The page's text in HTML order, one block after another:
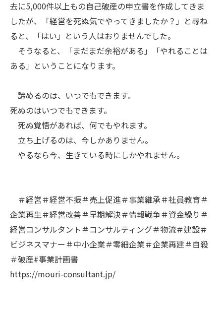
去に5,000件以上もの自己破産の申立書を作成してきま
したが、「経営を死ぬ気でやってきましたか？」と尋ね
ると、「はい」という人はおりませんでした。
そうなると、「まだまだ余裕がある」「やれることは
ある」ということになります。
諦めるのは、いつでもできます。
死ぬのはいつでもできます。
死ぬ覚悟があれば、何でもやれます。
立ち上げるのは、今しかありません。
やるなら今、生きている時にしかやれません。
＃経営＃経営不振＃売上促進＃事業継承＃社員教育＃
企業再生＃経営改善＃早期解決＃情報戦争＃資金繰り＃
経営コンサルタント＃コンサルティング＃物流＃建設＃
ビジネスマナー＃中小企業＃零細企業＃企業再建＃自殺
＃破産#事業計画書
https://mouri-consultant.jp/